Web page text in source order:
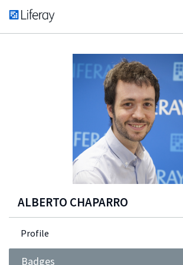
ALBERTO CHAPARRO
Profile
Badges